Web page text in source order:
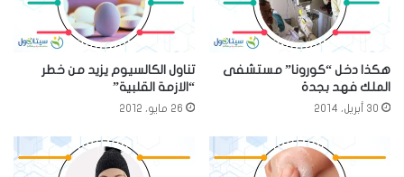
هكذا دخل “كورونا” مستشفى
الملك فهد بجدة
30 أبريل، 2014
تناول الكالسيوم يزيد من خطر
“الازمة القلبية”
26 مايو، 2012